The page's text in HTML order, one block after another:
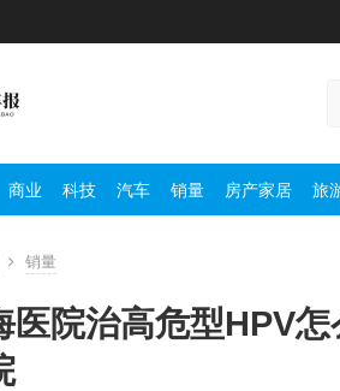
商业 科技 汽车 销量 房产家居 旅
销量
医院治高危型HPV